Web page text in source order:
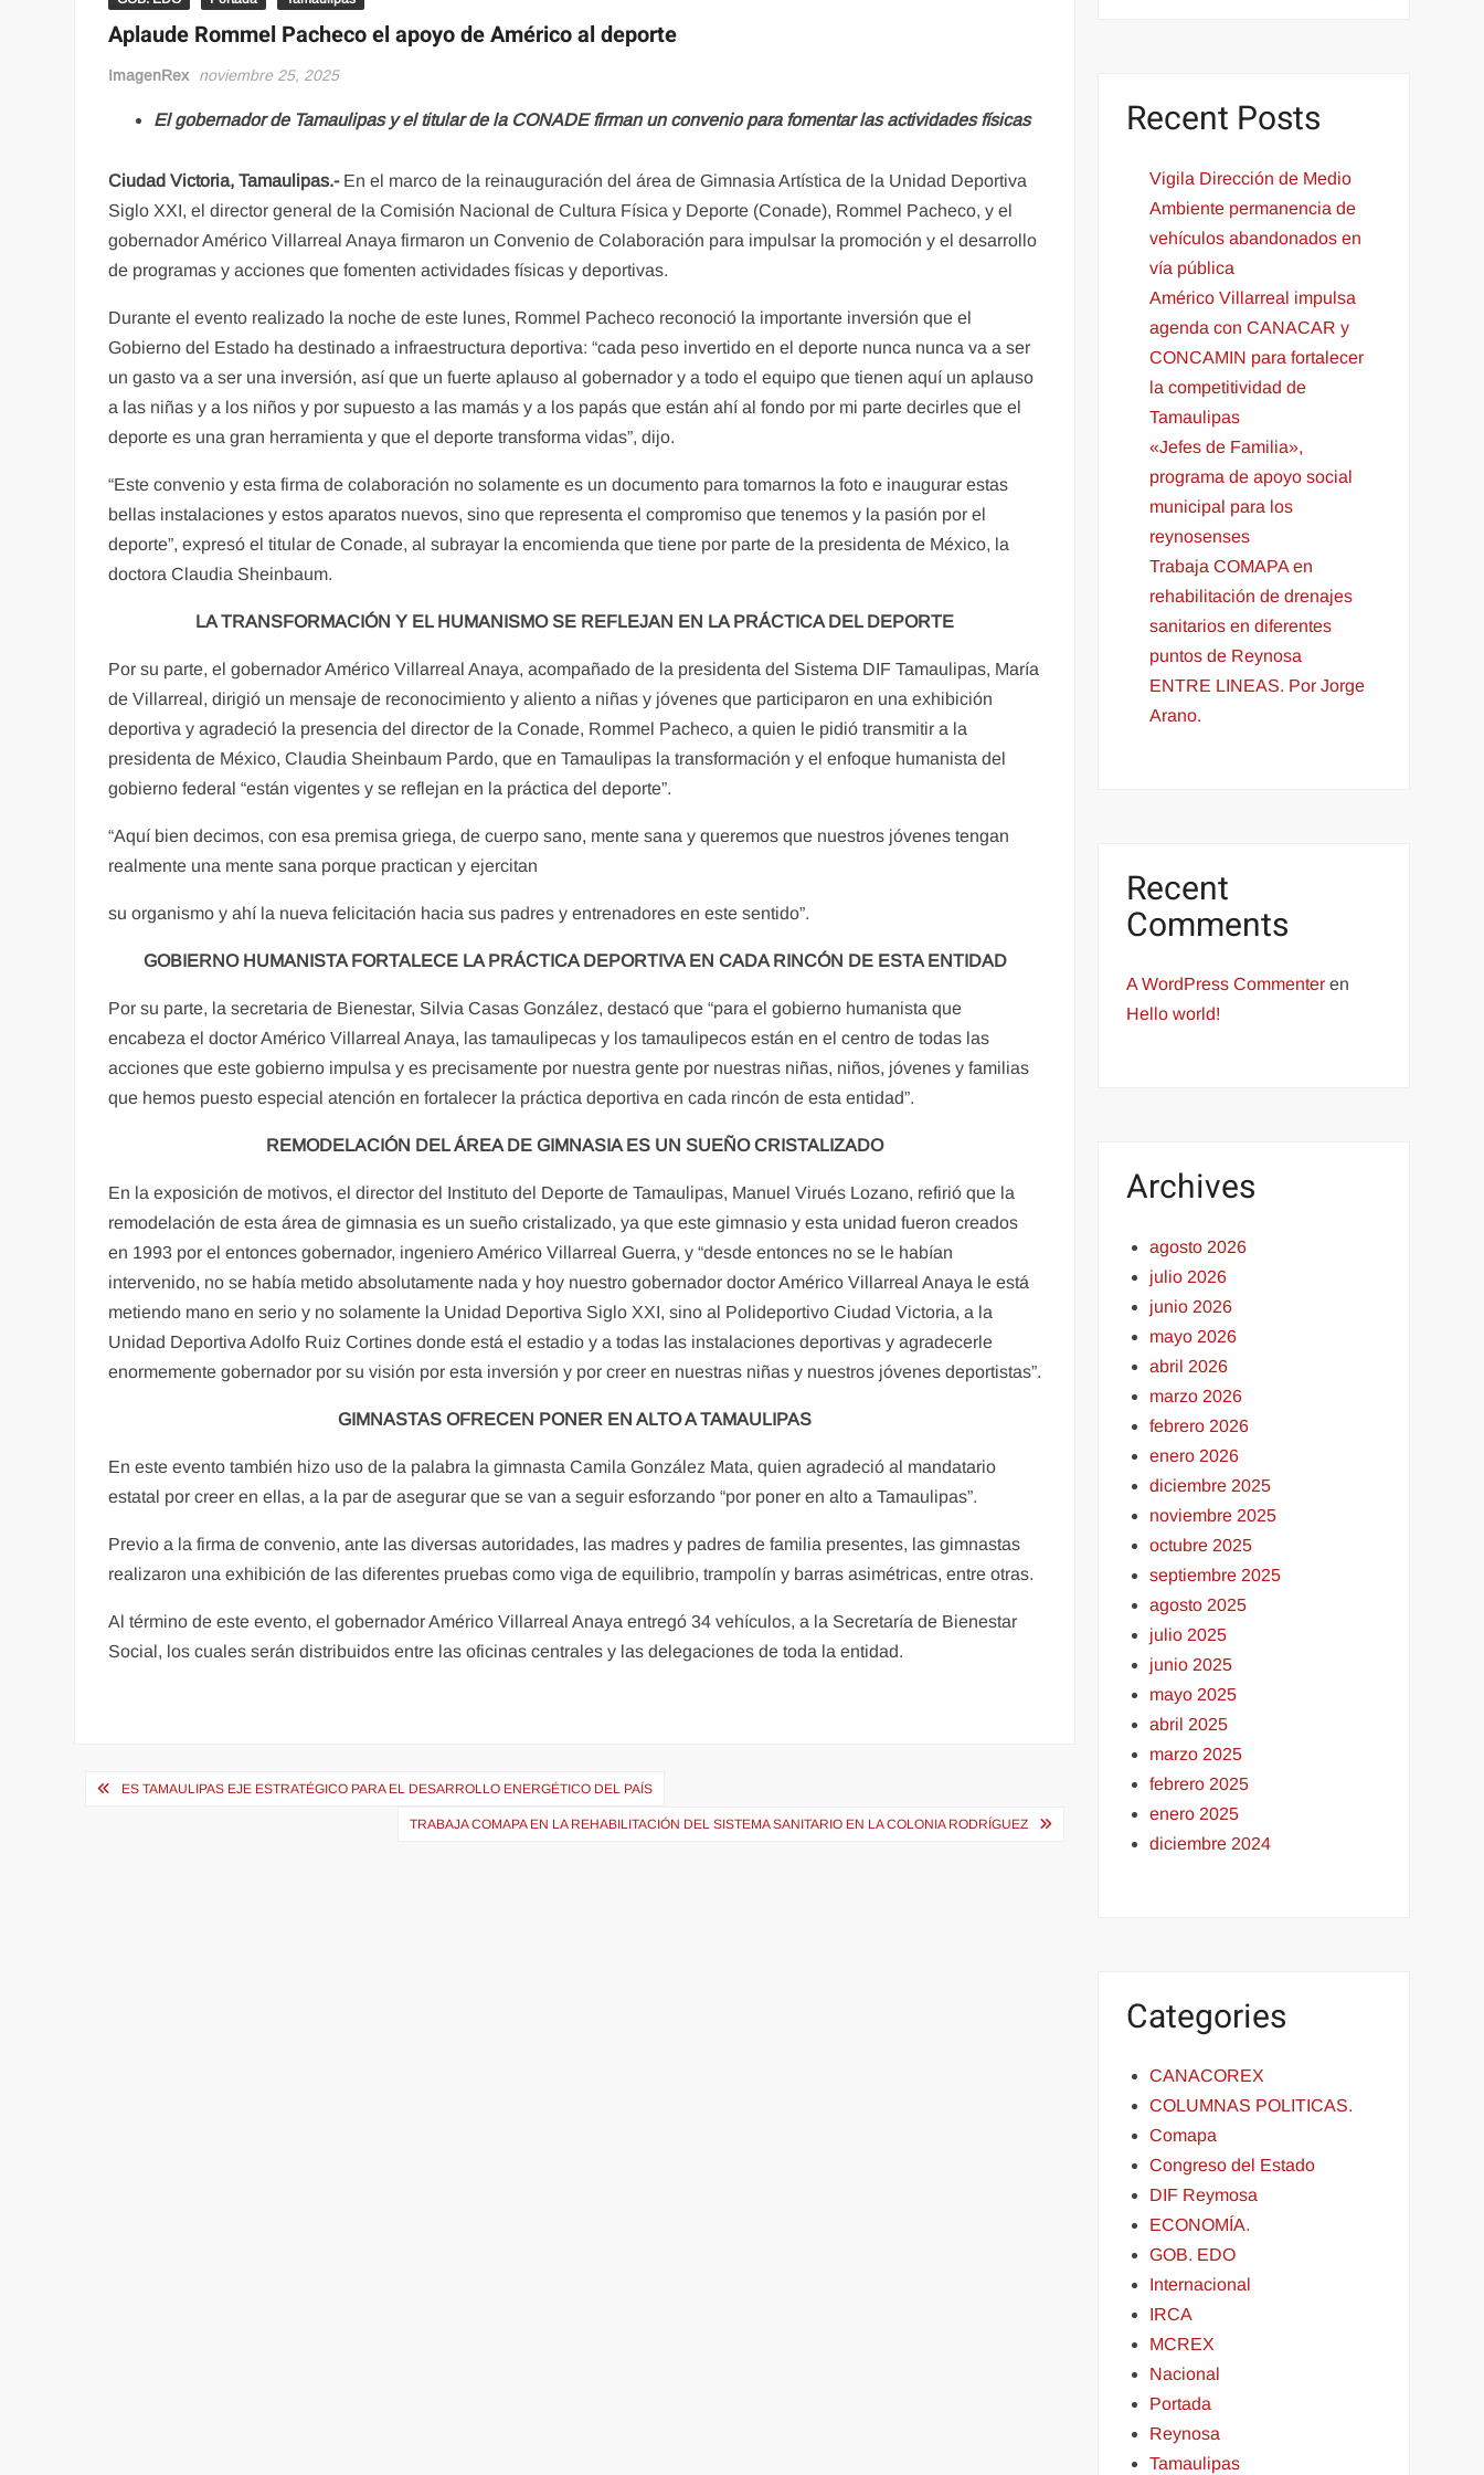
Aplaude Rommel Pacheco el apoyo de Américo al deporte
ImagenRex noviembre 25, 2025
El gobernador de Tamaulipas y el titular de la CONADE firman un convenio para fomentar las actividades físicas
Ciudad Victoria, Tamaulipas.-En el marco de la reinauguración del área de Gimnasia Artística de la Unidad Deportiva
Siglo XXI, el director general de la Comisión Nacional de Cultura Física y Deporte (Conade), Rommel Pacheco, y el
gobernador Américo Villarreal Anaya firmaron un Convenio de Colaboración para impulsar la promoción y el desarrollo
de programas y acciones que fomenten actividades físicas y deportivas.
Durante el evento realizado la noche de este lunes, Rommel Pacheco reconoció la importante inversión que el
Gobierno del Estado ha destinado a infraestructura deportiva: “cada peso invertido en el deporte nunca nunca va a ser
un gasto va a ser una inversión, así que un fuerte aplauso al gobernador y a todo el equipo que tienen aquí un aplauso
a las niñas y a los niños y por supuesto a las mamás y a los papás que están ahí al fondo por mi parte decirles que el
deporte es una gran herramienta y que el deporte transforma vidas”, dijo.
“Este convenio y esta firma de colaboración no solamente es un documento para tomarnos la foto e inaugurar estas
bellas instalaciones y estos aparatos nuevos, sino que representa el compromiso que tenemos y la pasión por el
deporte”, expresó el titular de Conade, al subrayar la encomienda que tiene por parte de la presidenta de México, la
doctora Claudia Sheinbaum.
LA TRANSFORMACIÓN Y EL HUMANISMO SE REFLEJAN EN LA PRÁCTICA DEL DEPORTE
Por su parte, el gobernador Américo Villarreal Anaya, acompañado de la presidenta del Sistema DIF Tamaulipas, María
de Villarreal, dirigió un mensaje de reconocimiento y aliento a niñas y jóvenes que participaron en una exhibición
deportiva y agradeció la presencia del director de la Conade, Rommel Pacheco, a quien le pidió transmitir a la
presidenta de México, Claudia Sheinbaum Pardo, que en Tamaulipas la transformación y el enfoque humanista del
gobierno federal “están vigentes y se reflejan en la práctica del deporte”.
“Aquí bien decimos, con esa premisa griega, de cuerpo sano, mente sana y queremos que nuestros jóvenes tengan
realmente una mente sana porque practican y ejercitan
su organismo y ahí la nueva felicitación hacia sus padres y entrenadores en este sentido”.
GOBIERNO HUMANISTA FORTALECE LA PRÁCTICA DEPORTIVA EN CADA RINCÓN DE ESTA ENTIDAD
Por su parte, la secretaria de Bienestar, Silvia Casas González, destacó que “para el gobierno humanista que
encabeza el doctor Américo Villarreal Anaya, las tamaulipecas y los tamaulipecos están en el centro de todas las
acciones que este gobierno impulsa y es precisamente por nuestra gente por nuestras niñas, niños, jóvenes y familias
que hemos puesto especial atención en fortalecer la práctica deportiva en cada rincón de esta entidad”.
REMODELACIÓN DEL ÁREA DE GIMNASIA ES UN SUEÑO CRISTALIZADO
En la exposición de motivos, el director del Instituto del Deporte de Tamaulipas, Manuel Virués Lozano, refirió que la
remodelación de esta área de gimnasia es un sueño cristalizado, ya que este gimnasio y esta unidad fueron creados
en 1993 por el entonces gobernador, ingeniero Américo Villarreal Guerra, y “desde entonces no se le habían
intervenido, no se había metido absolutamente nada y hoy nuestro gobernador doctor Américo Villarreal Anaya le está
metiendo mano en serio y no solamente la Unidad Deportiva Siglo XXI, sino al Polideportivo Ciudad Victoria, a la
Unidad Deportiva Adolfo Ruiz Cortines donde está el estadio y a todas las instalaciones deportivas y agradecerle
enormemente gobernador por su visión por esta inversión y por creer en nuestras niñas y nuestros jóvenes deportistas”.
GIMNASTAS OFRECEN PONER EN ALTO A TAMAULIPAS
En este evento también hizo uso de la palabra la gimnasta Camila González Mata, quien agradeció al mandatario
estatal por creer en ellas, a la par de asegurar que se van a seguir esforzando “por poner en alto a Tamaulipas”.
Previo a la firma de convenio, ante las diversas autoridades, las madres y padres de familia presentes, las gimnastas
realizaron una exhibición de las diferentes pruebas como viga de equilibrio, trampolín y barras asimétricas, entre otras.
Al término de este evento, el gobernador Américo Villarreal Anaya entregó 34 vehículos, a la Secretaría de Bienestar
Social, los cuales serán distribuidos entre las oficinas centrales y las delegaciones de toda la entidad.
Navegación
ES TAMAULIPAS EJE ESTRATÉGICO PARA EL DESARROLLO ENERGÉTICO DEL PAÍS
TRABAJA COMAPA EN LA REHABILITACIÓN DEL SISTEMA SANITARIO EN LA COLONIA RODRÍGUEZ
Recent Posts
Vigila Dirección de Medio
Ambiente permanencia de
vehículos abandonados en
vía pública
Américo Villarreal impulsa
agenda con CANACAR y
CONCAMIN para fortalecer
la competitividad de
Tamaulipas
«Jefes de Familia»,
programa de apoyo social
municipal para los
reynosenses
Trabaja COMAPA en
rehabilitación de drenajes
sanitarios en diferentes
puntos de Reynosa
ENTRE LINEAS. Por Jorge
Arano.
Recent
Comments
A WordPress Commenter en
Hello world!
Archives
agosto 2026
julio 2026
junio 2026
mayo 2026
abril 2026
marzo 2026
febrero 2026
enero 2026
diciembre 2025
noviembre 2025
octubre 2025
septiembre 2025
agosto 2025
julio 2025
junio 2025
mayo 2025
abril 2025
marzo 2025
febrero 2025
enero 2025
diciembre 2024
Categories
CANACOREX
COLUMNAS POLITICAS.
Comapa
Congreso del Estado
DIF Reymosa
ECONOMÍA.
GOB. EDO
Internacional
IRCA
MCREX
Nacional
Portada
Reynosa
Tamaulipas